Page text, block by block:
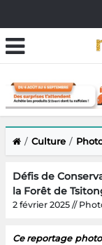
Culture
Défis de
la Forêt de
2 février 2025 //
Ce reportage